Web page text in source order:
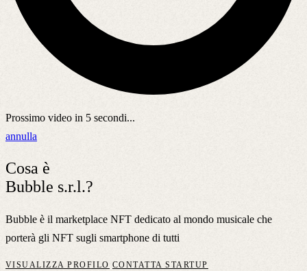
Prossimo video in 5 secondi...
annulla
Cosa è
Bubble s.r.l.?
Bubble è il marketplace NFT dedicato al mondo musicale che
porterà gli NFT sugli smartphone di tutti
VISUALIZZA PROFILO CONTATTA STARTUP